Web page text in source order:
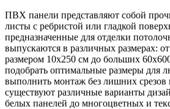
ПВХ панели представляют собой
листы с ребристой или гладкой
предназначенные для отделки
выпускаются в различных размерах:
размером 10х250 см до больших
подобрать оптимальные размеры для
выполнить монтаж без лишних
существуют различные варианты
белых панелей до многоцветных и